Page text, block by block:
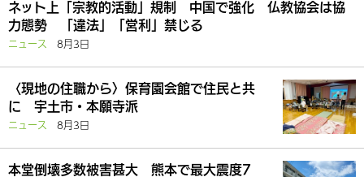
ネット上「宗教的活動」規制 中国で強化 仏教協会は協
力態勢 「違法」「営利」禁じる
ニュース 8月3日
〈現地の住職から〉保育園会館で住民と共
に 宇土市・本願寺派
ニュース 8月3日
本堂倒壊多数被害甚大 熊本で最大震度7